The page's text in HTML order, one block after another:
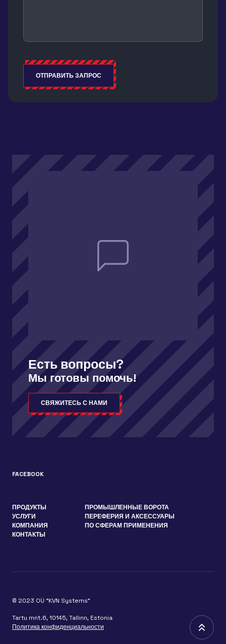
ОТПРАВИТЬ ЗАПРОС
Есть вопросы?
Мы готовы помочь!
СВЯЖИТЕСЬ С НАМИ
FACEBOOK
ПРОДУКТЫ
УСЛУГИ
КОМПАНИЯ
КОНТАКТЫ
ПРОМЫШЛЕННЫЕ ВОРОТА
ПЕРЕФЕРИЯ И АКСЕССУАРЫ
ПО СФЕРАМ ПРИМЕНЕНИЯ
© 2023 OÜ “KVN Systems”
Tartu mnt.6, 10145, Tallinn, Estonia
Политика конфиденциальности